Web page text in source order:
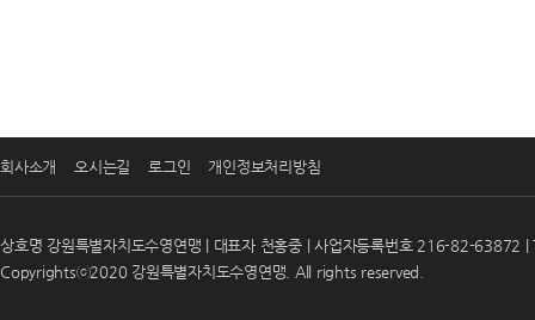
회사소개 오시는길 로그인 개인정보처리방침
상호명 강원특별자치도수영연맹 | 대표자 천홍중 | 사업자등록번호 216-82-
Copyrightsⓒ2020 강원특별자치도수영연맹. All rights reserved.